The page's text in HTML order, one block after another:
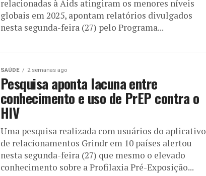
relacionadas à Aids atingiram os menores níveis
globais em 2025, apontam relatórios divulgados
nesta segunda-feira (27) pelo Programa...
SAÚDE 2 semanas ago
Pesquisa aponta lacuna entre
conhecimento e uso de PrEP contra o
HIV
Uma pesquisa realizada com usuários do aplicativo
de relacionamentos Grindr em 10 países alertou
nesta segunda-feira (27) que mesmo o elevado
conhecimento sobre a Profilaxia Pré-Exposição...